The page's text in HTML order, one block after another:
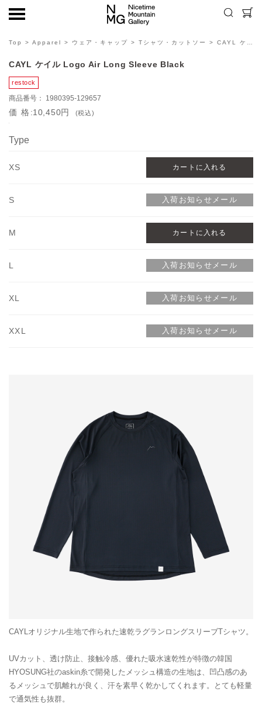
Top > Apparel > ウェア・キャップ > Tシャツ・カットソー > CAYL ケイル Logo Air Long Sleeve Black
CAYL ケイル Logo Air Long Sleeve Black
1980395-129657
価格10,450円 (税込)
Type
XS
S
M
L
XL
XXL
CAYLオリジナル生地で作られた速乾ラグランロングスリーブTシャツ。
UVカット、透け防止、接触冷感、優れた吸水速乾性が特徴の韓国
HYOSUNG社のaskin糸で開発したメッシュ構造の生地は、凹凸感のあ
るメッシュで肌離れが良く、汗を素早く乾かしてくれます。とても軽量
で通気性も抜群。